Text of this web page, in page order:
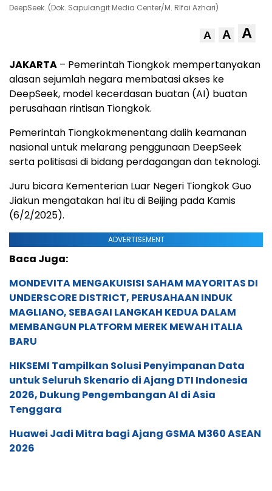
DeepSeek. (Dok. Sapulangit Media Center/M. RIfai Azhari)
A A A
JAKARTA – Pemerintah Tiongkok mempertanyakan
alasan sejumlah negara membatasi akses ke
DeepSeek, model kecerdasan buatan (AI) buatan
perusahaan rintisan Tiongkok.
Pemerintah Tiongkokmenentang dalih keamanan
nasional untuk melarang penggunaan DeepSeek
serta politisasi di bidang perdagangan dan teknologi.
Juru bicara Kementerian Luar Negeri Tiongkok Guo
Jiakun mengatakan hal itu di Beijing pada Kamis
(6/2/2025).
ADVERTISEMENT
Baca Juga:
MONDEVITA MENGAKUISISI SAHAM MAYORITAS DI
UNDERSCORE DISTRICT, PERUSAHAAN INDUK
MAGLIANO, SEBAGAI LANGKAH KEDUA DALAM
MEMBANGUN PLATFORM MEREK MEWAH ITALIA
BARU
HIKSEMI Tampilkan Solusi Penyimpanan Data
untuk Seluruh Skenario di Ajang DTI Indonesia
2026, Dukung Pengembangan AI di Asia
Tenggara
Huawei Jadi Mitra bagi Ajang GSMA M360 ASEAN
2026